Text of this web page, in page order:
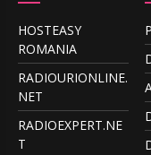
HOSTEASY
ROMANIA
RADIOURIONLINE.
NET
RADIOEXPERT.NE
T